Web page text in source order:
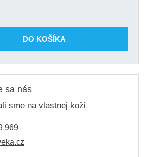
DO KOŠÍKA
sa nás
sme na vlastnej koži
969